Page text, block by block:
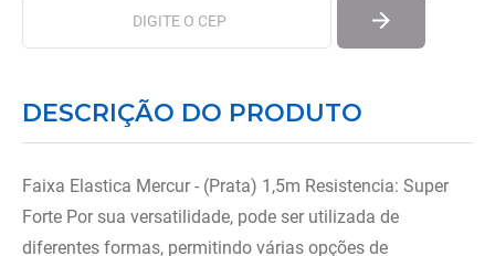
DESCRIÇÃO DO PRODUTO
Faixa Elastica Mercur - (Prata) 1,5m Resistencia: Super
Forte Por sua versatilidade, pode ser utilizada de
diferentes formas, permitindo várias opções de